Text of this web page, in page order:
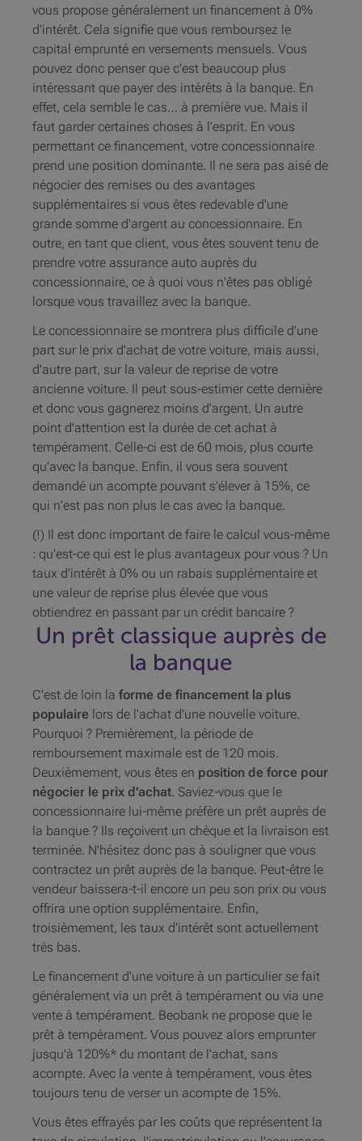
vous propose généralement un financement à 0%
d'intérêt. Cela signifie que vous remboursez le
capital emprunté en versements mensuels. Vous
pouvez donc penser que c'est beaucoup plus
intéressant que payer des intérêts à la banque. En
effet, cela semble le cas… à première vue. Mais il
faut garder certaines choses à l'esprit. En vous
permettant ce financement, votre concessionnaire
prend une position dominante. Il ne sera pas aisé de
négocier des remises ou des avantages
supplémentaires si vous êtes redevable d'une
grande somme d'argent au concessionnaire. En
outre, en tant que client, vous êtes souvent tenu de
prendre votre assurance auto auprès du
concessionnaire, ce à quoi vous n'êtes pas obligé
lorsque vous travaillez avec la banque.
Le concessionnaire se montrera plus difficile d'une
part sur le prix d'achat de votre voiture, mais aussi,
d'autre part, sur la valeur de reprise de votre
ancienne voiture. Il peut sous-estimer cette dernière
et donc vous gagnerez moins d'argent. Un autre
point d'attention est la durée de cet achat à
tempérament. Celle-ci est de 60 mois, plus courte
qu'avec la banque. Enfin, il vous sera souvent
demandé un acompte pouvant s'élever à 15%, ce
qui n'est pas non plus le cas avec la banque.
(!) Il est donc important de faire le calcul vous-même
: qu'est-ce qui est le plus avantageux pour vous ? Un
taux d'intérêt à 0% ou un rabais supplémentaire et
une valeur de reprise plus élevée que vous
obtiendrez en passant par un crédit bancaire ?
Un prêt classique auprès de
la banque
C'est de loin la forme de financement la plus
populaire lors de l'achat d'une nouvelle voiture.
Pourquoi ? Premièrement, la période de
remboursement maximale est de 120 mois.
Deuxièmement, vous êtes en position de force pour
négocier le prix d'achat. Saviez-vous que le
concessionnaire lui-même préfère un prêt auprès de
la banque ? Ils reçoivent un chèque et la livraison est
terminée. N'hésitez donc pas à souligner que vous
contractez un prêt auprès de la banque. Peut-être le
vendeur baissera-t-il encore un peu son prix ou vous
offrira une option supplémentaire. Enfin,
troisièmement, les taux d'intérêt sont actuellement
très bas.
Le financement d'une voiture à un particulier se fait
généralement via un prêt à tempérament ou via une
vente à tempérament. Beobank ne propose que le
prêt à tempérament. Vous pouvez alors emprunter
jusqu'à 120%* du montant de l'achat, sans
acompte. Avec la vente à tempérament, vous êtes
toujours tenu de verser un acompte de 15%.
Vous êtes effrayés par les coûts que représentent la